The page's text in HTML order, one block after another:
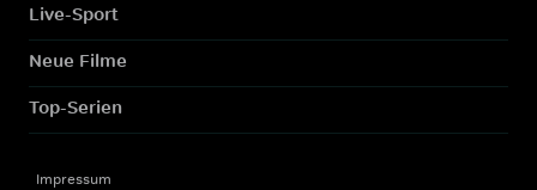
Live-Sport
Neue Filme
Top-Serien
Impressum